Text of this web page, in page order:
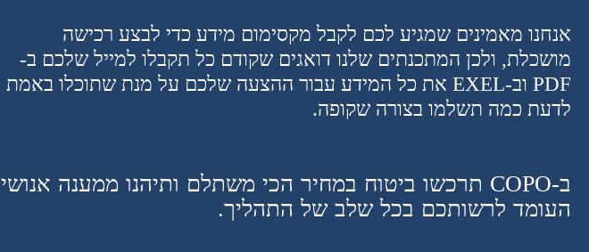
אנחנו מאמינים שמגיע לכם לקבל מקסימום מידע כדי לבצע רכישה
מושכלת, ולכן המתכנתים שלנו דואגים שקודם כל תקבלו למייל שלכם ב-
PDF וב-EXEL את כל המידע עבור ההצעה שלכם על מנת שתוכלו באמת
לדעת כמה תשלמו בצורה שקופה.
ב-COPO תרכשו ביטוח במחיר הכי משתלם ותיהנו ממענה אנושי
העומד לרשותכם בכל שלב של התהליך.